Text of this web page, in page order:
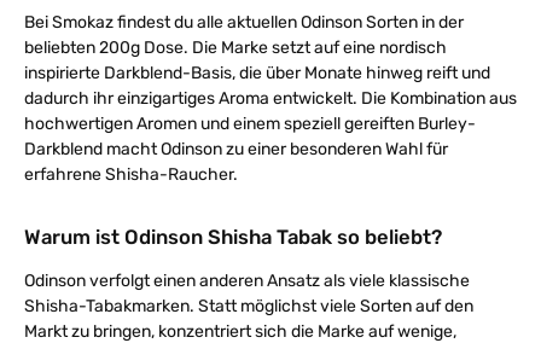
Bei Smokaz findest du alle aktuellen Odinson Sorten in der
beliebten 200g Dose. Die Marke setzt auf eine nordisch
inspirierte Darkblend-Basis, die über Monate hinweg reift und
dadurch ihr einzigartiges Aroma entwickelt. Die Kombination aus
hochwertigen Aromen und einem speziell gereiften Burley-
Darkblend macht Odinson zu einer besonderen Wahl für
erfahrene Shisha-Raucher.
Warum ist Odinson Shisha Tabak so beliebt?
Odinson verfolgt einen anderen Ansatz als viele klassische
Shisha-Tabakmarken. Statt möglichst viele Sorten auf den
Markt zu bringen, konzentriert sich die Marke auf wenige,